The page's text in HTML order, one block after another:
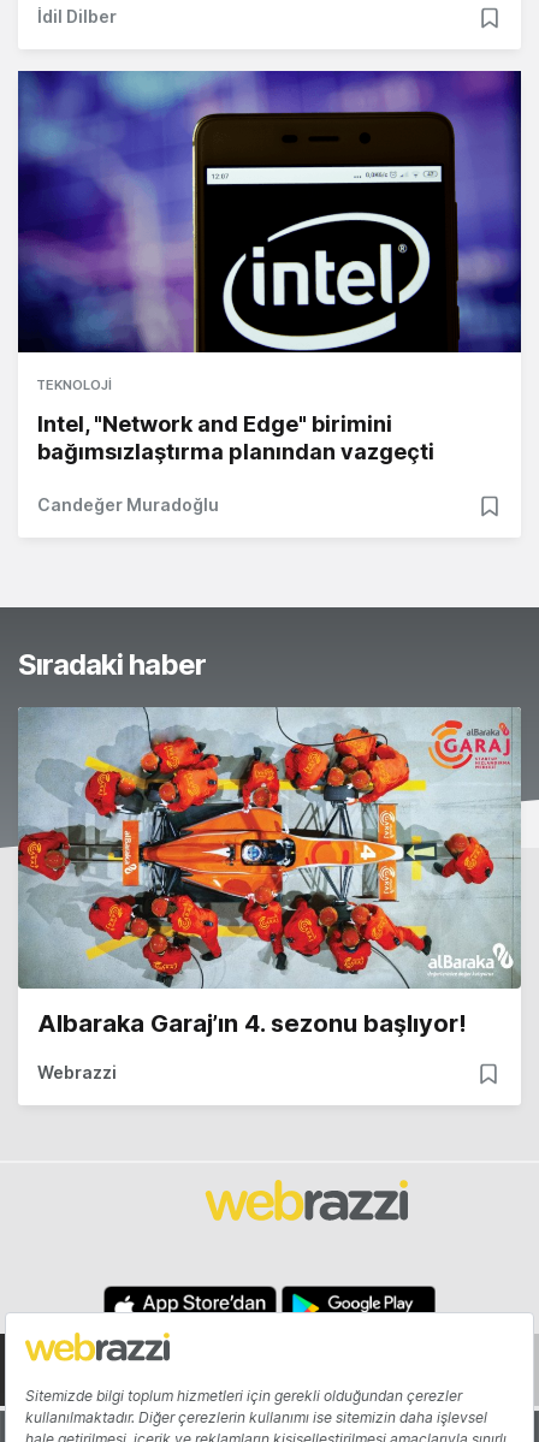
İdil Dilber
TEKNOLOJI
Intel, "Network and Edge" birimini
bağımsızlaştırma planından vazgeçti
Candeğer Muradoğlu
Sıradaki haber
Albaraka Garaj’ın 4. sezonu başlıyor!
Webrazzi